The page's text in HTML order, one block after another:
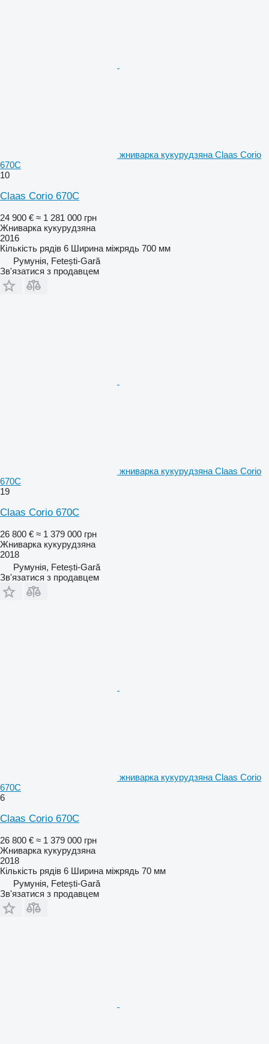
жниварка кукурудзяна Claas Corio
670C
10
Claas Corio 670C
24 900 € ≈ 1 281 000 грн
Жниварка кукурудзяна
2016
Кількість рядів 6 Ширина міжрядь 700 мм
Румунія, Fetești-Gară
Зв'язатися з продавцем
жниварка кукурудзяна Claas Corio
670C
19
Claas Corio 670C
26 800 € ≈ 1 379 000 грн
Жниварка кукурудзяна
2018
Румунія, Fetești-Gară
Зв'язатися з продавцем
жниварка кукурудзяна Claas Corio
670C
6
Claas Corio 670C
26 800 € ≈ 1 379 000 грн
Жниварка кукурудзяна
2018
Кількість рядів 6 Ширина міжрядь 70 мм
Румунія, Fetești-Gară
Зв'язатися з продавцем